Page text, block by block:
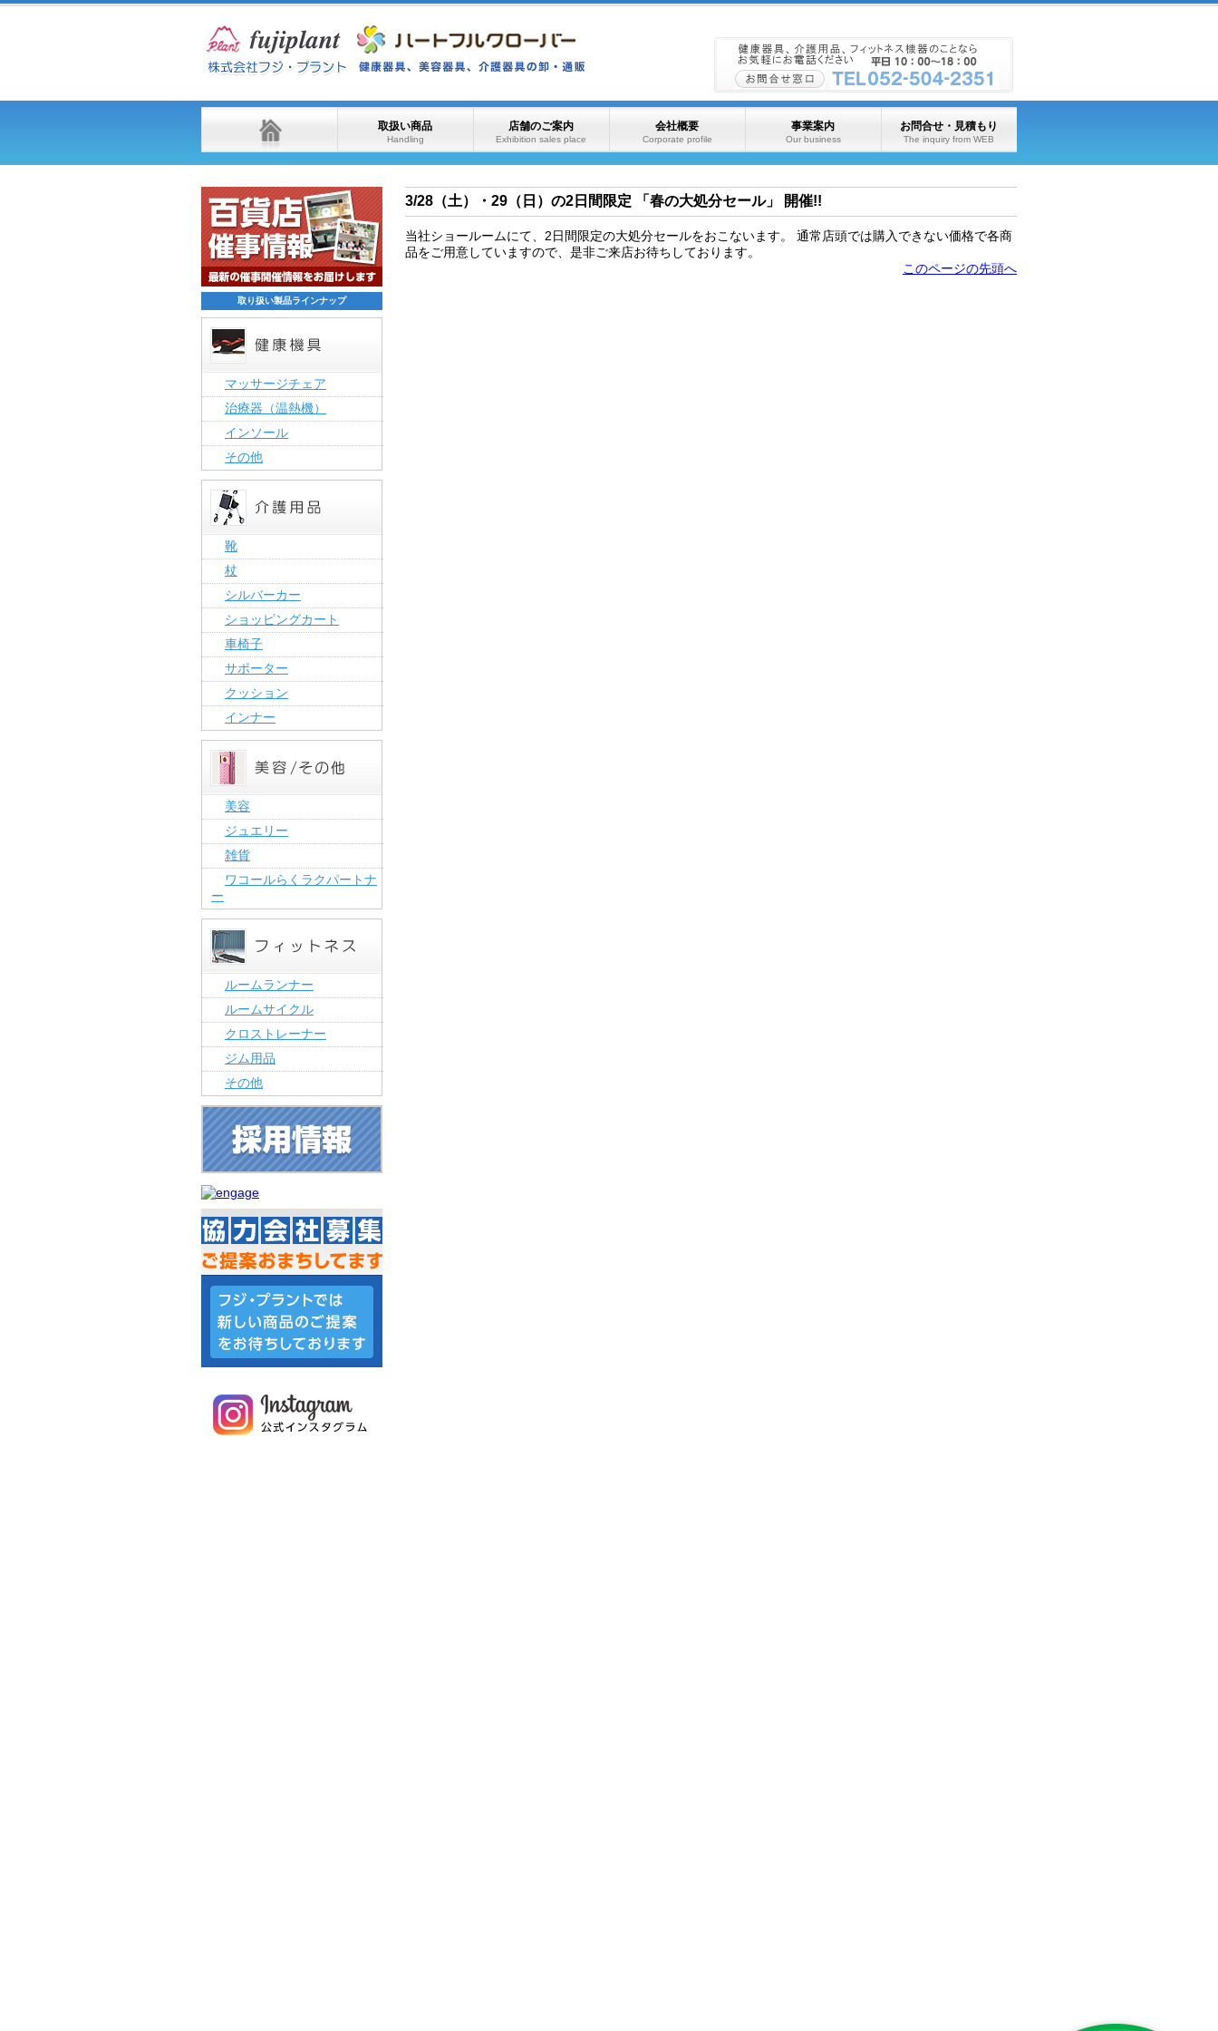
取扱い商品
Handling
店舗のご案内
Exhibition sales place
会社概要
Corporate profile
事業案内
Our business
お問合せ・見積もり
The inquiry from WEB
3/28（土）・29（日）の2日間限定 「春の大処分セール」 開催!!
当社ショールームにて、2日間限定の大処分セールをおこないます。 通常店頭では購入できない価格で各商
品をご用意していますので、是非ご来店お待ちしております。
このページの先頭へ
取り扱い製品ラインナップ
マッサージチェア
治療器（温熱機）
インソール
その他
靴
杖
シルバーカー
ショッピングカート
車椅子
サポーター
クッション
インナー
美容
ジュエリー
雑貨
ワコールらくラクパートナ
ー
ルームランナー
ルームサイクル
クロストレーナー
ジム用品
その他